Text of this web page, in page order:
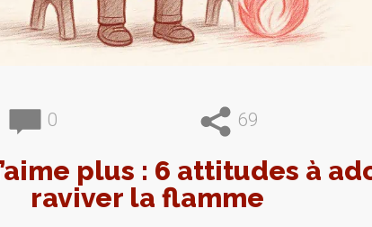
0 69
plus : 6 attitudes à
raviver la flamme